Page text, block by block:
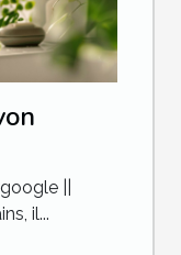
||
il...